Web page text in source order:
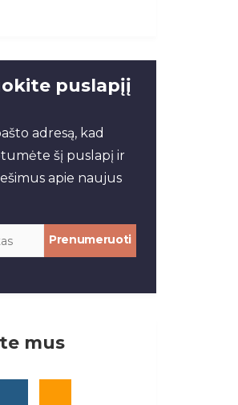
puslapįį
adresą, kad
šį puslapį ir
apie naujus
mus